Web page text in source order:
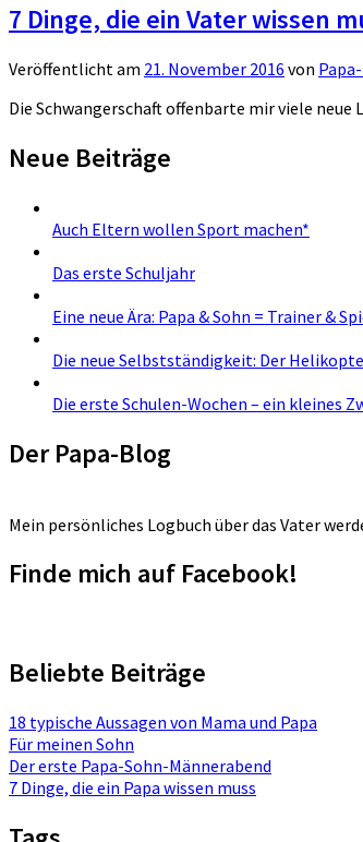
7 Dinge, die ein Vater wissen
Veröffentlicht am 21. November 2016 von
Die Schwangerschaft offenbarte mir viele neue
Neue Beiträge
Auch Eltern wollen Sport machen*
Das erste Schuljahr
Eine neue Ära: Papa & Sohn = Trainer &
Die neue Selbstständigkeit: Der
Die erste Schulen-Wochen – ein kleines
Der Papa-Blog
Mein persönliches Logbuch über das Vater
Finde mich auf Facebook!
Beliebte Beiträge
18 typische Aussagen von Mama und Papa
Für meinen Sohn
Der erste Papa-Sohn-Männerabend
7 Dinge, die ein Papa wissen muss